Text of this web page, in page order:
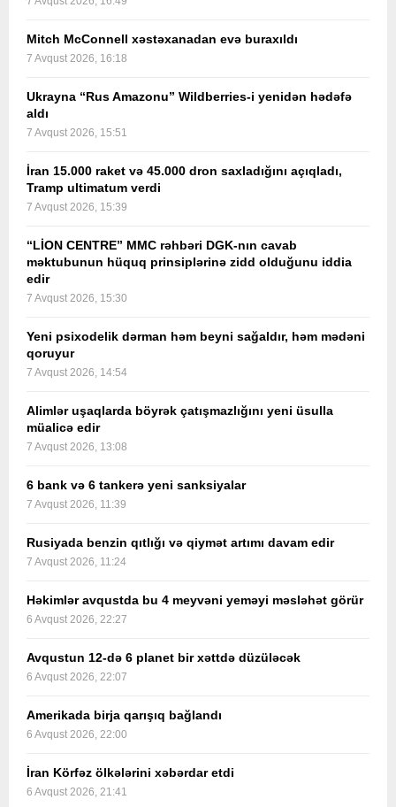
Mitch McConnell xəstəxanadan evə buraxıldı
7 Avqust 2026, 16:18
Ukrayna “Rus Amazonu” Wildberries-i yenidən hədəfə
aldı
7 Avqust 2026, 15:51
İran 15.000 raket və 45.000 dron saxladığını açıqladı,
Tramp ultimatum verdi
7 Avqust 2026, 15:39
“LİON CENTRE” MMC rəhbəri DGK-nın cavab
məktubunun hüquq prinsiplərinə zidd olduğunu iddia
edir
7 Avqust 2026, 15:30
Yeni psixodelik dərman həm beyni sağaldır, həm mədəni
qoruyur
7 Avqust 2026, 14:54
Alimlər uşaqlarda böyrək çatışmazlığını yeni üsulla
müalicə edir
7 Avqust 2026, 13:08
6 bank və 6 tankerə yeni sanksiyalar
7 Avqust 2026, 11:39
Rusiyada benzin qıtlığı və qiymət artımı davam edir
7 Avqust 2026, 11:24
Həkimlər avqustda bu 4 meyvəni yeməyi məsləhət görür
6 Avqust 2026, 22:27
Avqustun 12-də 6 planet bir xəttdə düzüləcək
6 Avqust 2026, 22:07
Amerikada birja qarışıq bağlandı
6 Avqust 2026, 22:00
İran Körfəz ölkələrini xəbərdar etdi
6 Avqust 2026, 21:41